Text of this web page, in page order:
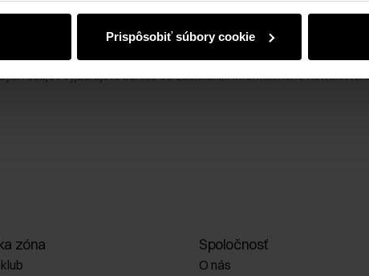
Prispôsobiť súbory cookie
údajov vyjadrujete súhlas so zasielaním informačného
zóna Spoločnosť
O nás